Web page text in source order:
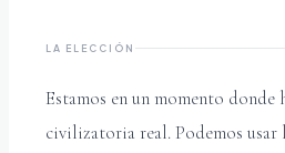
LA ELECCIÓN
Estamos en un momento donde
civilizatoria real. Podemos